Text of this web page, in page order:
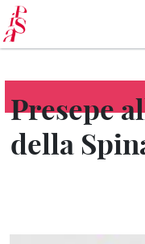
Salta
al
contenuto
principale
Presepe
della